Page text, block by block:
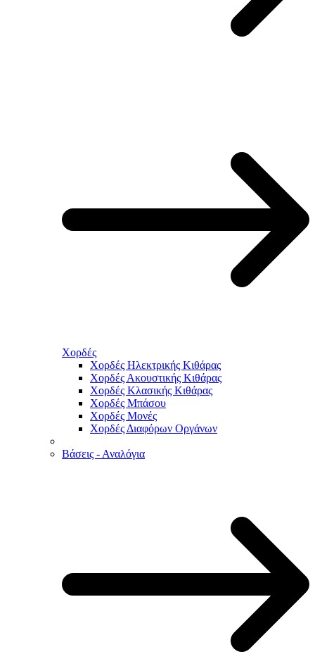
Χορδές
Χορδές Ηλεκτρικής Κιθάρας
Χορδές Ακουστικής Κιθάρας
Χορδές Κλασικής Κιθάρας
Χορδές Μπάσου
Χορδές Μονές
Χορδές Διαφόρων Οργάνων
Βάσεις - Αναλόγια